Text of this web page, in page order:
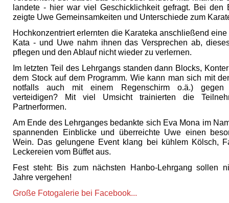
landete - hier war viel Geschicklichkeit gefragt. Bei den
zeigte Uwe Gemeinsamkeiten und Unterschiede zum
Hochkonzentriert erlernten die Karateka anschließend
Kata - und Uwe nahm ihnen das Versprechen ab,
pflegen und den Ablauf nicht wieder zu verlernen.
Im letzten Teil des Lehrgangs standen dann Blocks,
dem Stock auf dem Programm. Wie kann man sich mit
notfalls auch mit einem Regenschirm o.ä.) gegen
verteidigen? Mit viel Umsicht trainierten die
Partnerformen.
Am Ende des Lehrganges bedankte sich Eva Mona im
spannenden Einblicke und überreichte Uwe einen
Wein. Das gelungene Event klang bei kühlem Kölsch,
Leckereien vom Büffet aus.
Fest steht: Bis zum nächsten Hanbo-Lehrgang sollen
Jahre vergehen!
Große Fotogalerie bei Facebook...